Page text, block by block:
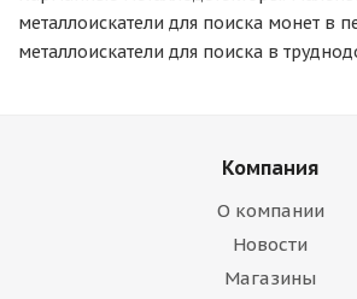
металлоискатели для поиска монет в
металлоискатели для поиска в
Компания
О компании
Новости
Магазины